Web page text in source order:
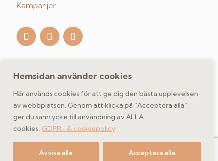
Hemsidan använder cookies
Här används cookies för att ge dig den bästa upplevelsen
av webbplatsen. Genom att klicka på “Acceptera alla”,
ger du samtycke till användning av ALLA
cookies. GDPR- & cookiepolicy
Avvisa alla Acceptera alla
Kampanjer
GDPR- & cookiepolicy